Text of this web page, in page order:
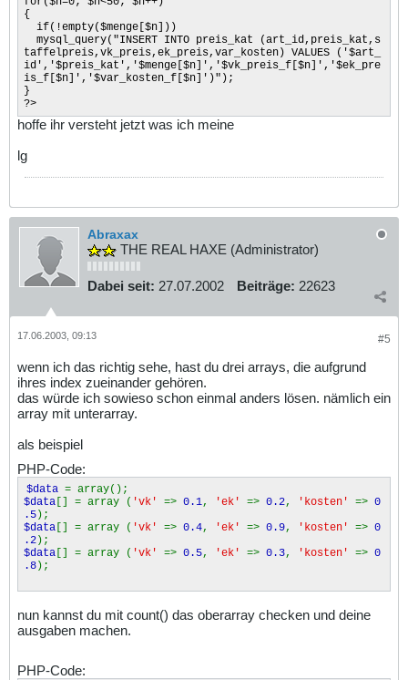
<div id="files">
</td>
<td width="60"><input style="text-
align : right" type="text" name="menge[1]" value="" size
="7" border="0"></td>
<td width="60"><input style="text-
align : right" type="text" name="vk_preis[1]" value="" s
ize="7" border="0"></td>
<td width="60"><input style="text-
align : right" type="text" name="ek_preis[1]" value="" s
<td width="60"><input style="text-
align : right" type="text" name="var_kosten[1]" value=""
size="7" border="0"></td>
der="0"> <input id="button1" onclick="return(Expand())"
type="button" name="button1" value="Neue Zeile"><br>
</td>
</tr>
</form>
</body>
{
if(!empty($menge[$n]))
mysql_query("INSERT INTO preis_kat (art_id,preis_kat,s
taffelpreis,vk_preis,ek_preis,var_kosten) VALUES ('$art_
id','$preis_kat','$menge[$n]','$vk_preis_f[$n]','$ek_pre
is_f[$n]','$var_kosten_f[$n]')");
}
?>
hoffe ihr versteht jetzt was ich meine
lg
Abraxax
THE REAL HAXE (Administrator)
Dabei seit: 27.07.2002 Beiträge: 22623
#5
17.06.2003, 09:13
wenn ich das richtig sehe, hast du drei arrays, die aufgrund
ihres index zueinander gehören.
das würde ich sowieso schon einmal anders lösen. nämlich ein
array mit unterarray.
als beispiel
PHP-Code:
$data = array();
$data [] = array ( 'vk' => 0.1, 'ek' => 0.2, 'kosten' => 0
.5 );
$data [] = array ( 'vk' => 0.4, 'ek' => 0.9, 'kosten' => 0
.2 );
$data [] = array ( 'vk' => 0.5, 'ek' => 0.3, 'kosten' => 0
.8 );
nun kannst du mit count() das oberarray checken und deine
ausgaben machen.
PHP-Code: